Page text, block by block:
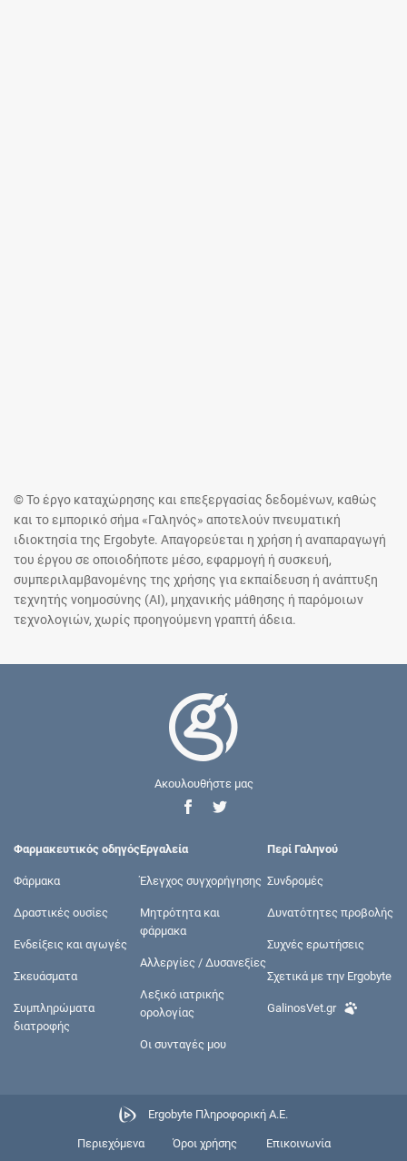
© Το έργο καταχώρησης και επεξεργασίας δεδομένων, καθώς
και το εμπορικό σήμα «Γαληνός» αποτελούν πνευματική
ιδιοκτησία της Ergobyte. Απαγορεύεται η χρήση ή αναπαραγωγή
του έργου σε οποιοδήποτε μέσο, εφαρμογή ή συσκευή,
συμπεριλαμβανομένης της χρήσης για εκπαίδευση ή ανάπτυξη
τεχνητής νοημοσύνης (AI), μηχανικής μάθησης ή παρόμοιων
τεχνολογιών, χωρίς προηγούμενη γραπτή άδεια.
Ακουλουθήστε μας
Φαρμακευτικός οδηγός
Φάρμακα
Δραστικές ουσίες
Ενδείξεις και αγωγές
Σκευάσματα
Συμπληρώματα
διατροφής
Εργαλεία
Έλεγχος συγχορήγησης
Μητρότητα και
φάρμακα
Αλλεργίες / Δυσανεξίες
Λεξικό ιατρικής
ορολογίας
Οι συνταγές μου
Περί Γαληνού
Συνδρομές
Δυνατότητες προβολής
Συχνές ερωτήσεις
Σχετικά με την Ergobyte
GalinosVet.gr
Ergobyte Πληροφορική Α.Ε.
Περιεχόμενα Όροι χρήσης Επικοινωνία